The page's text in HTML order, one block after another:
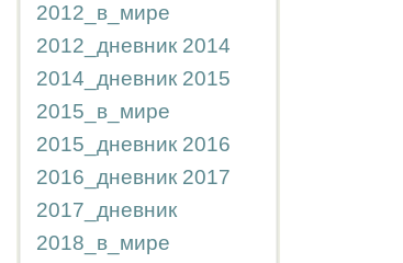
2012_в_мире
2012_дневник 2014
2014_дневник 2015
2015_в_мире
2015_дневник 2016
2016_дневник 2017
2017_дневник
2018_в_мире